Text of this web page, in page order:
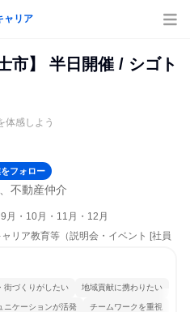
ャリア
市】 半日開催 / シゴト
体感しよう
フォロー
不動産仲介
月・10月・11月・12月
リア教育等（説明会・イベント [社員
街づくりがしたい 地域貢献に携わりたい
ニケーションが活発 チームワークを重視